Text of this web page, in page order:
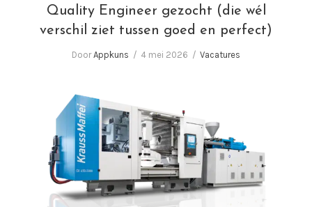
Quality Engineer gezocht (die wél
verschil ziet tussen goed en perfect)
DoorAppkuns 4 mei 2026 Vacatures
Wij zoeken Spuitgieters